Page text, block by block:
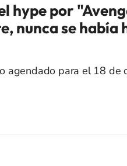
hype por
nunca se había
agendado para el 18 de